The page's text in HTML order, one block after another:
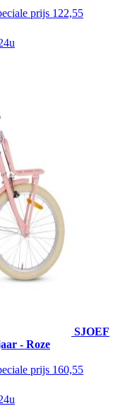
prijs 122,55
SJOEF
- Roze
prijs 160,55